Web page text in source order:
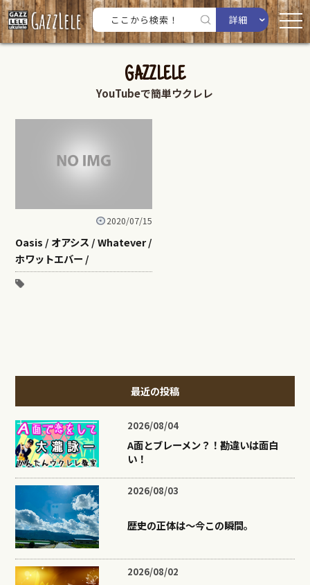
詳細
GAZZLELE
YouTubeで簡単ウクレレ
2020/07/15
Oasis / オアシス / Whatever /
ホワットエバー /
最近の投稿
2026/08/04
A面とブレーメン？！勘違いは面白
い！
2026/08/03
歴史の正体は〜今この瞬間。
2026/08/02